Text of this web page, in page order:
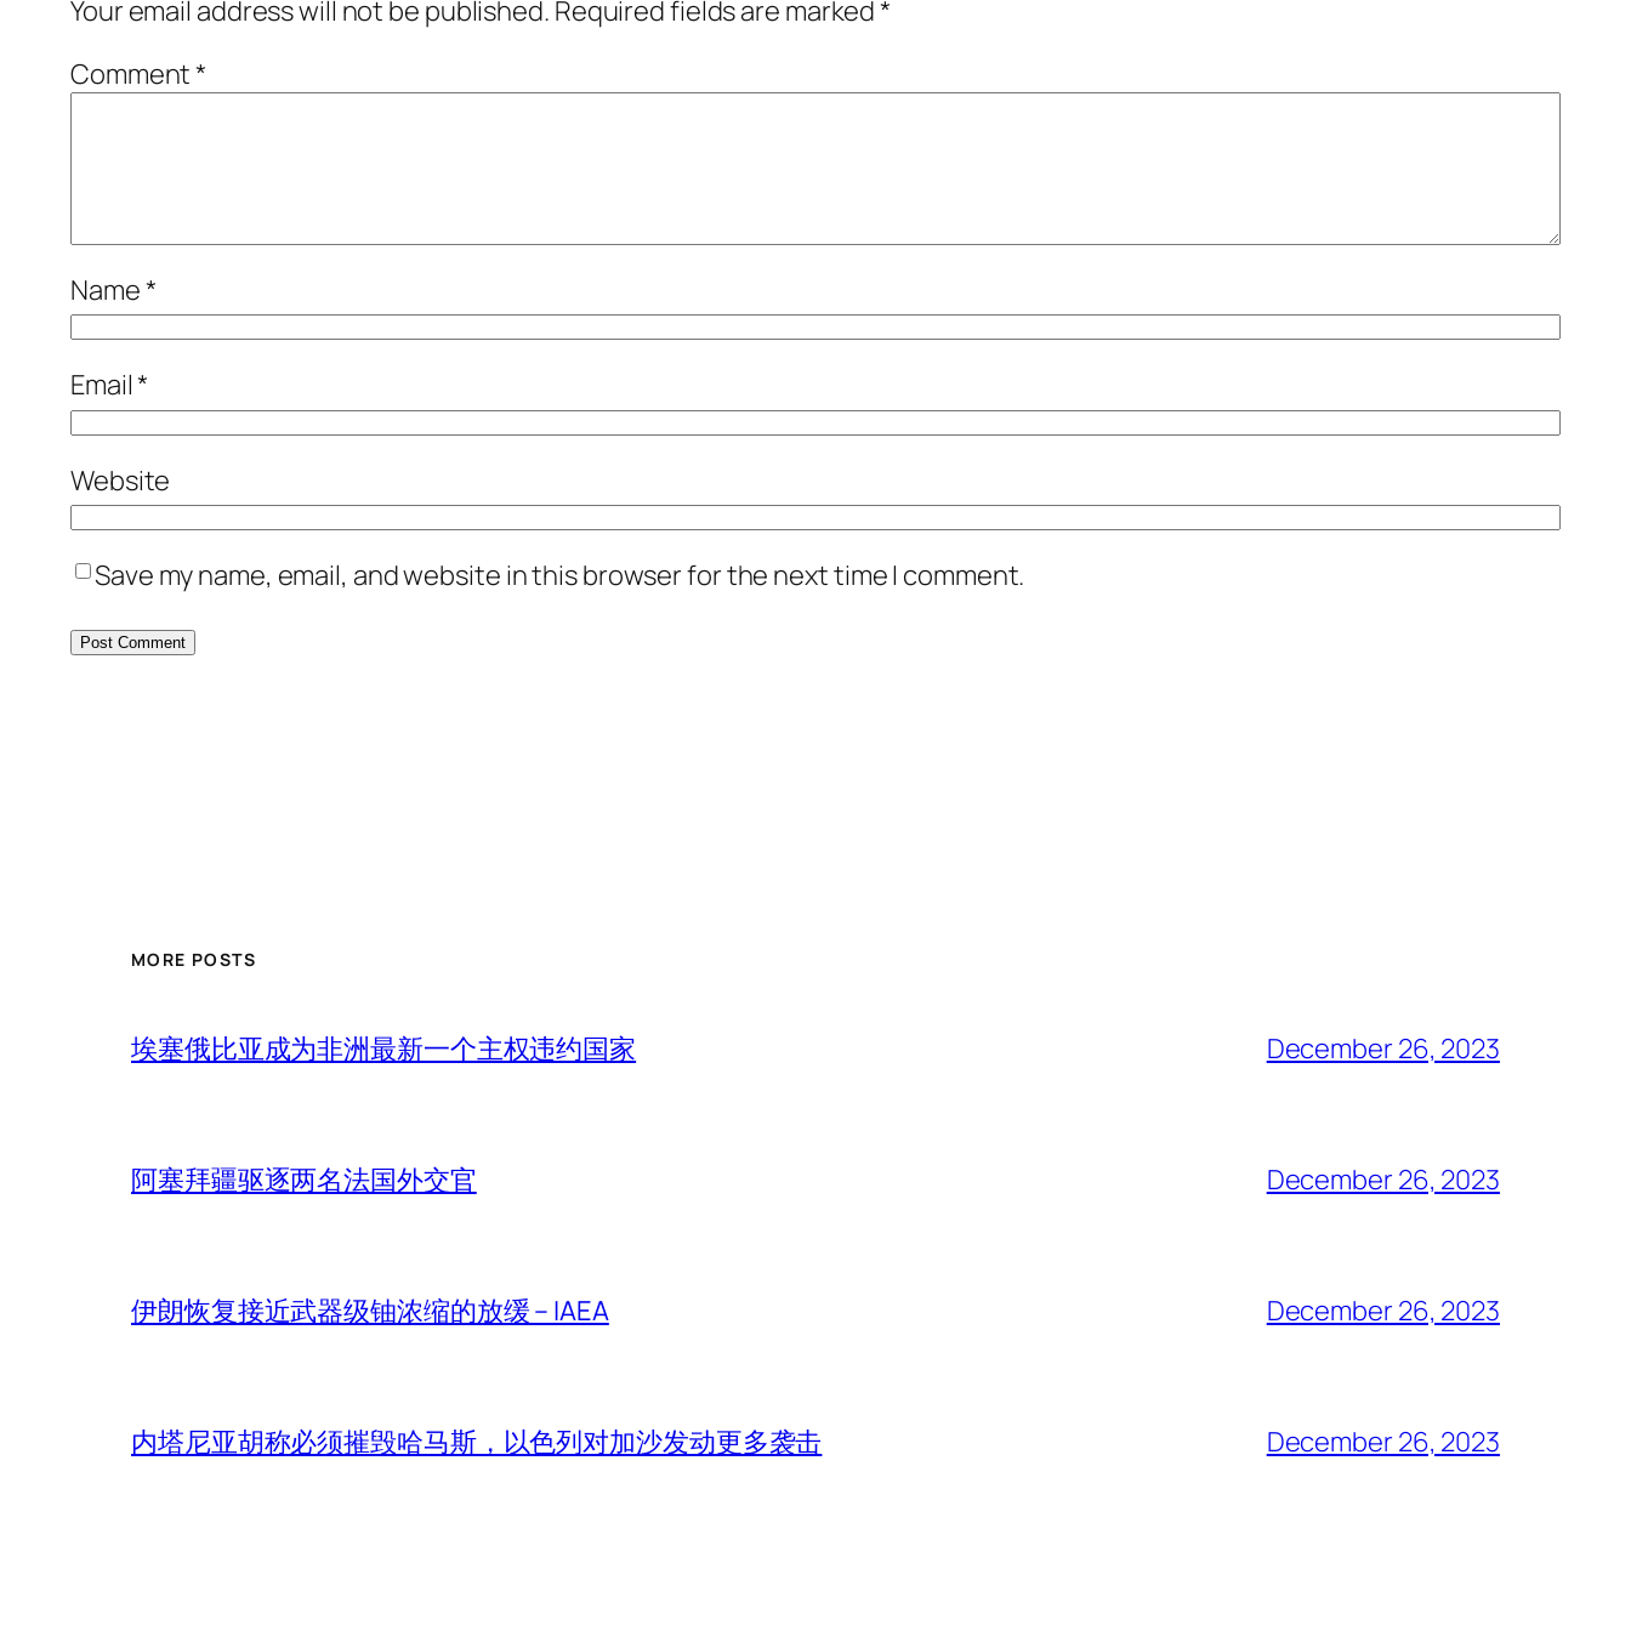
Your email address will not be published. Required fields are marked*
Comment*
Name*
Email*
Website
Save my name, email, and website in this browser for the next time I comment.
MORE POSTS
埃塞俄比亚成为非洲最新一个主权违约国家 December 26, 2023
阿塞拜疆驱逐两名法国外交官 December 26, 2023
伊朗恢复接近武器级铀浓缩的放缓 – IAEA December 26, 2023
内塔尼亚胡称必须摧毁哈马斯，以色列对加沙发动更多袭击 December 26, 2023